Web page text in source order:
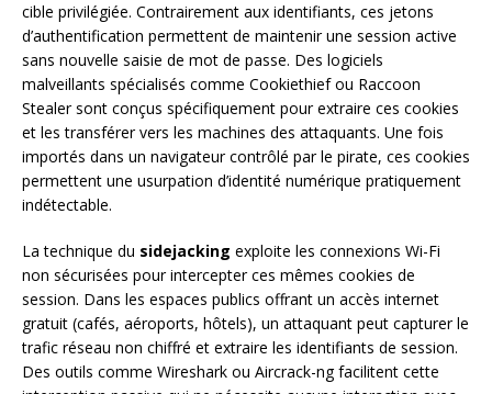
cible privilégiée. Contrairement aux identifiants, ces jetons
d’authentification permettent de maintenir une session active
sans nouvelle saisie de mot de passe. Des logiciels
malveillants spécialisés comme Cookiethief ou Raccoon
Stealer sont conçus spécifiquement pour extraire ces cookies
et les transférer vers les machines des attaquants. Une fois
importés dans un navigateur contrôlé par le pirate, ces cookies
permettent une usurpation d’identité numérique pratiquement
indétectable.
La technique du sidejacking exploite les connexions Wi-Fi
non sécurisées pour intercepter ces mêmes cookies de
session. Dans les espaces publics offrant un accès internet
gratuit (cafés, aéroports, hôtels), un attaquant peut capturer le
trafic réseau non chiffré et extraire les identifiants de session.
Des outils comme Wireshark ou Aircrack-ng facilitent cette